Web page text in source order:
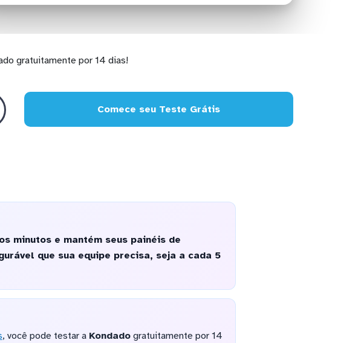
gratuitamente por 14 dias!
Comece seu Teste Grátis
minutos e mantém seus painéis de
que sua equipe precisa, seja a cada 5
, você pode testar a Kondadogratuitamente por 14